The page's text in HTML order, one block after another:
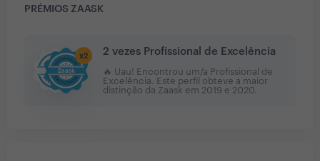
PRÉMIOS ZAASK
x2 2 vezes Profissional de Excelência
🔥 Uau! Encontrou um/a Profissional de
Excelência. Este perfil obteve a maior
distinção da Zaask em 2019 e 2020